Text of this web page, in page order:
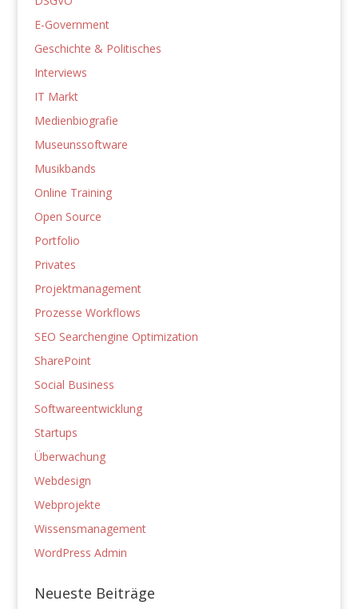
E-Government
Geschichte & Politisches
Interviews
IT Markt
Medienbiografie
Museunssoftware
Musikbands
Online Training
Open Source
Portfolio
Privates
Projektmanagement
Prozesse Workflows
SEO Searchengine Optimization
SharePoint
Social Business
Softwareentwicklung
Startups
Überwachung
Webdesign
Webprojekte
Wissensmanagement
WordPress Admin
Neueste Beiträge